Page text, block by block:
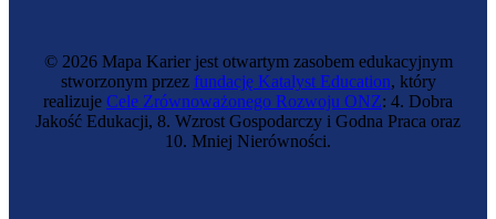
© 2026 Mapa Karier jest otwartym zasobem edukacyjnym
stworzonym przez fundację Katalyst Education, który
realizuje Cele Zrównoważonego Rozwoju ONZ: 4. Dobra
Jakość Edukacji, 8. Wzrost Gospodarczy i Godna Praca oraz
10. Mniej Nierówności.